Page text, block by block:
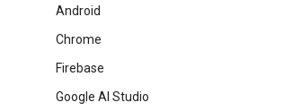
Android
Chrome
Firebase
Google AI Studio